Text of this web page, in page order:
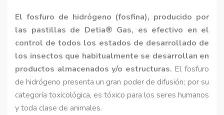
El fosfuro de hidrógeno (fosfina), producido por
las pastillas de Detia® Gas, es efectivo en el
control de todos los estados de desarrollado de
los insectos que habitualmente se desarrollan en
productos almacenados y/o estructuras. El fosfuro
de hidrógeno presenta un gran poder de difusión; por su
categoría toxicológica, es tóxico para los seres humanos
y toda clase de animales.